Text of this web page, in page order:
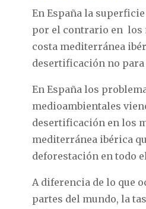
En España la
por el contrario en los
costa mediterránea
desertificación no para
En España los
medioambientales
desertificación en los
mediterránea ibérica
deforestación en todo
A diferencia de lo que
partes del mundo, la